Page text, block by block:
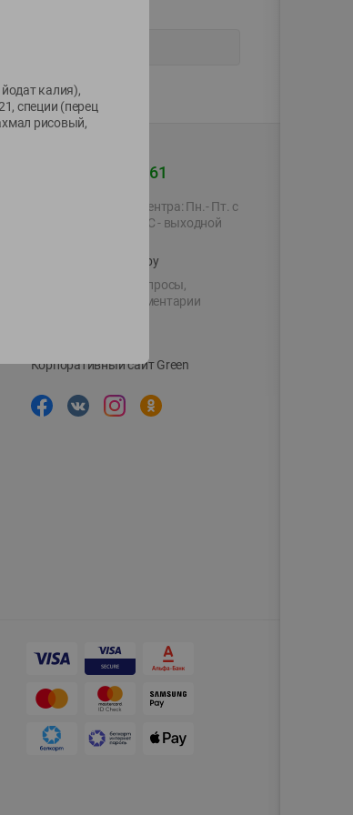
+375 44 560-60-61
Время работы Call-центра: Пн.- Пт. с
09.00 до 17.00, СБ, ВС - выходной
shop@green-market.by
Пишите нам свои вопросы,
предложения и комментарии
Корпоративный сайт Green
калия),
специи (перец
рисовый,